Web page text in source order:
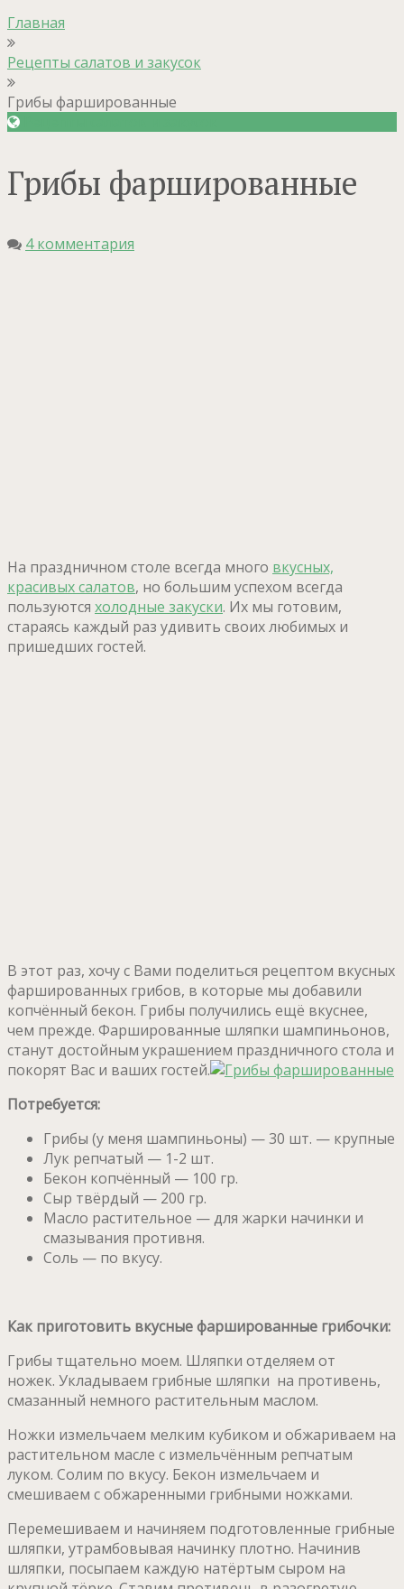
Главная
Рецепты салатов и закусок
Грибы фаршированные
Грибы фаршированные
4 комментария
На праздничном столе всегда много вкусных,
красивых салатов, но большим успехом всегда
пользуются холодные закуски. Их мы готовим,
стараясь каждый раз удивить своих любимых и
пришедших гостей.
В этот раз, хочу с Вами поделиться рецептом вкусных
фаршированных грибов, в которые мы добавили
копчённый бекон. Грибы получились ещё вкуснее,
чем прежде. Фаршированные шляпки шампиньонов,
станут достойным украшением праздничного стола и
покорят Вас и ваших гостей.
Потребуется:
Грибы (у меня шампиньоны) — 30 шт. — крупные
Лук репчатый — 1-2 шт.
Бекон копчённый — 100 гр.
Сыр твёрдый — 200 гр.
Масло растительное — для жарки начинки и
смазывания противня.
Соль — по вкусу.
Как приготовить вкусные фаршированные грибочки:
Грибы тщательно моем. Шляпки отделяем от
ножек. Укладываем грибные шляпки на противень,
смазанный немного растительным маслом.
Ножки измельчаем мелким кубиком и обжариваем на
растительном масле с измельчённым репчатым
луком. Солим по вкусу. Бекон измельчаем и
смешиваем с обжаренными грибными ножками.
Перемешиваем и начиняем подготовленные грибные
шляпки, утрамбовывая начинку плотно. Начинив
шляпки, посыпаем каждую натёртым сыром на